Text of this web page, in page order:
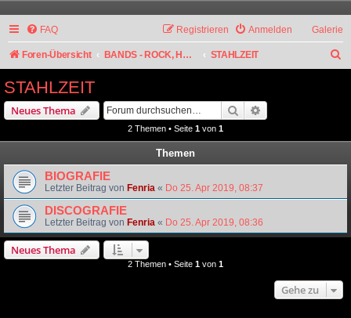
Galerie
FAQ Anmelden
Registrieren
Foren-Übersicht BANDS - ROCK, HARD ROCK, ALTERNATIVE STAHLZEIT
STAHLZEIT
Neues Thema Suche
2 Themen • Seite 1 von 1
Themen
BIOGRAFIE
Letzter Beitrag von Fenria « Do 25. Apr 2019, 08:37
DISCOGRAFIE
Letzter Beitrag von Fenria « Do 25. Apr 2019, 08:36
Neues Thema
2 Themen • Seite 1 von 1
Gehe zu